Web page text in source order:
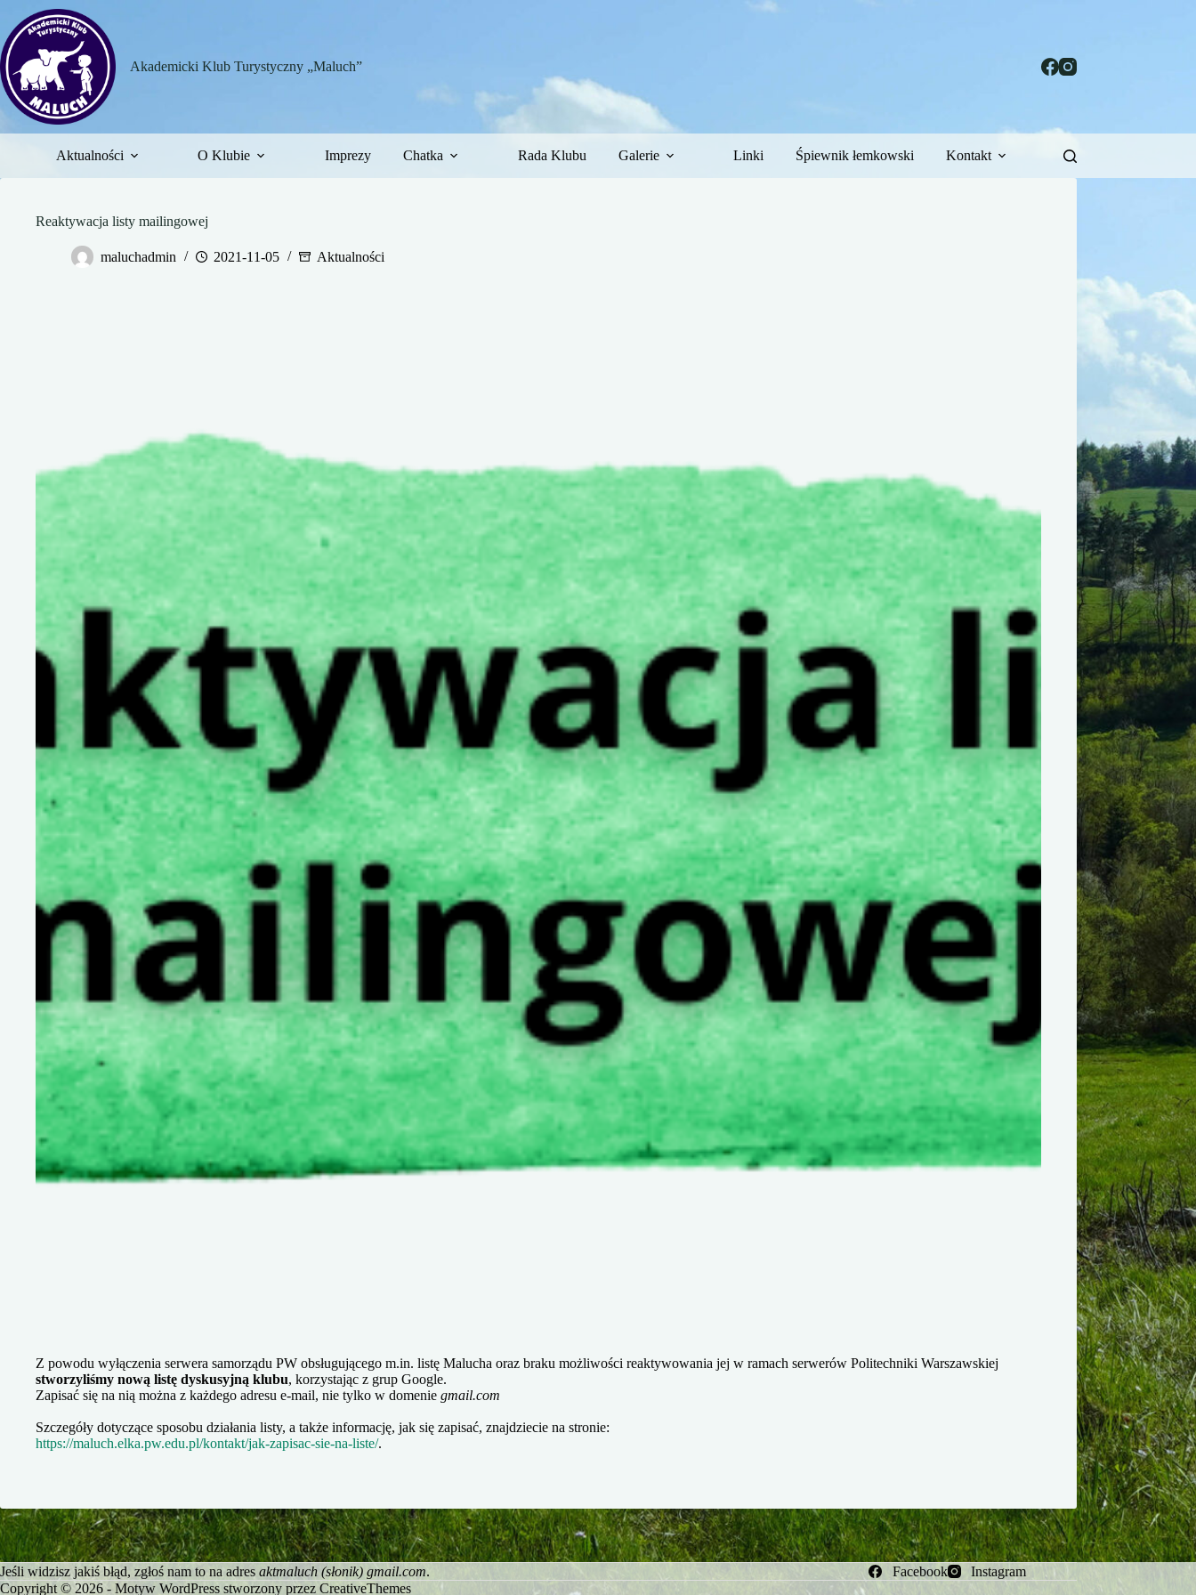
treści
Akademicki Klub Turystyczny „Maluch”
Aktualności O Klubie Imprezy Chatka Rada Klubu Galerie Linki Śpiewnik łemkowski Kontakt
Reaktywacja listy mailingowej
maluchadmin 2021-11-05 Aktualności
Z powodu wyłączenia serwera samorządu PW obsługującego m.in. listę Malucha oraz braku możliwości reaktywowania jej w ramach serwerów Politechniki Warszawskiej
stworzyliśmy nową listę dyskusyjną klubu, korzystając z grup Google.
Zapisać się na nią można z każdego adresu e-mail, nie tylko w domenie gmail.com
Szczegóły dotyczące sposobu działania listy, a także informację, jak się zapisać, znajdziecie na stronie:
https://maluch.elka.pw.edu.pl/kontakt/jak-zapisac-sie-na-liste/.
Jeśli widzisz jakiś błąd, zgłoś nam to na adres aktmaluch (słonik) gmail.com. Facebook
Instagram
Copyright © 2026 - Motyw WordPress stworzony przez CreativeThemes